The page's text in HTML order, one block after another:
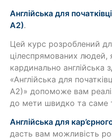
Англійська для
A2).
Цей курс розроблений
цілеспрямованих людей,
кардинально англійська
«Англійська для
A2)» допоможе вам
до мети швидко та саме
Англійська для
дасть вам можливість